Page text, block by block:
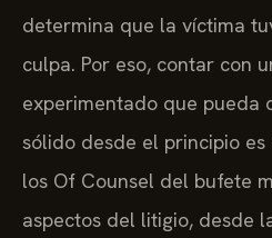
determina que la víctima
culpa. Por eso, contar con
experimentado que pueda
sólido desde el principio es
los Of Counsel del bufete
aspectos del litigio, desde